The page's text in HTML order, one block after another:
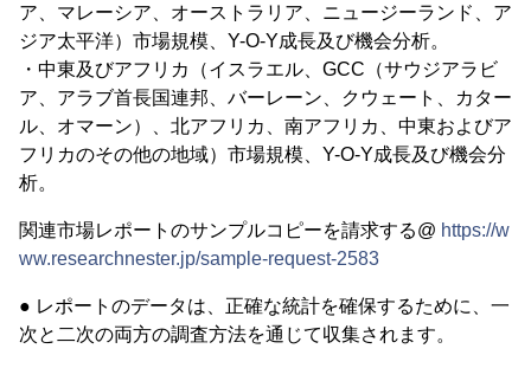
ア、マレーシア、オーストラリア、ニュージーランド、ア
ジア太平洋）市場規模、Y-O-Y成長及び機会分析。
・中東及びアフリカ（イスラエル、GCC（サウジアラビ
ア、アラブ首長国連邦、バーレーン、クウェート、カター
ル、オマーン）、北アフリカ、南アフリカ、中東およびア
フリカのその他の地域）市場規模、Y-O-Y成長及び機会分
析。
関連市場レポートのサンプルコピーを請求する@ https://w
ww.researchnester.jp/sample-request-2583
● レポートのデータは、正確な統計を確保するために、一
次と二次の両方の調査方法を通じて収集されます。